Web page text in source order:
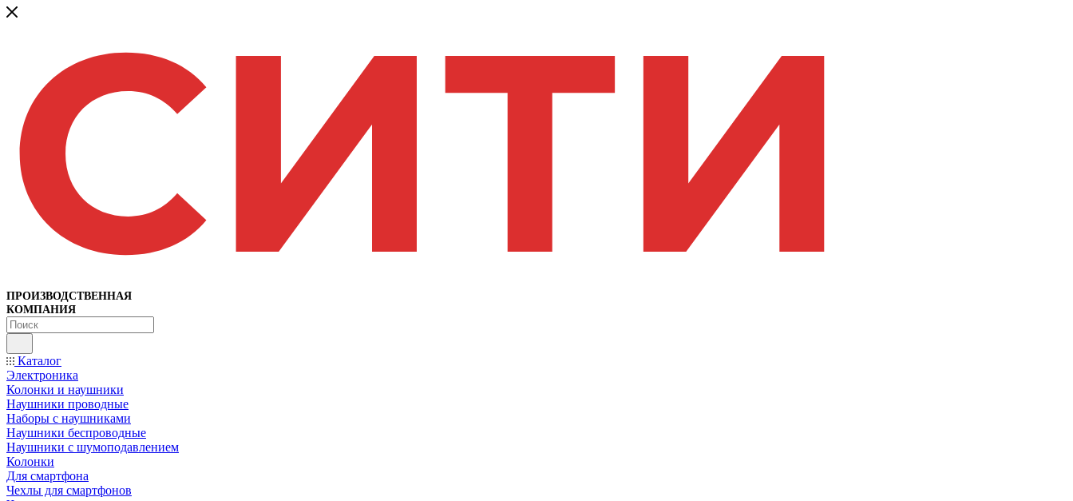
ПРОИЗВОДСТВЕННАЯ
КОМПАНИЯ
Каталог
Электроника
Колонки и наушники
Наушники проводные
Наборы с наушниками
Наушники беспроводные
Наушники с шумоподавлением
Колонки
Для смартфона
Чехлы для смартфонов